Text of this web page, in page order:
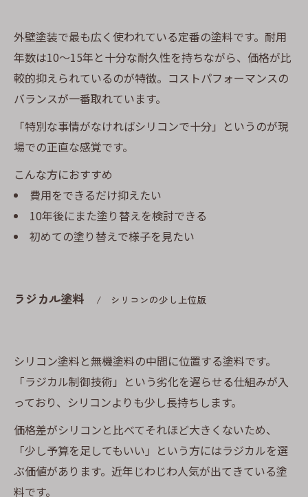
外壁塗装で最も広く使われている定番の塗料です。耐用
年数は10〜15年と十分な耐久性を持ちながら、価格が比
較的抑えられているのが特徴。コストパフォーマンスの
バランスが一番取れています。
「特別な事情がなければシリコンで十分」というのが現
場での正直な感覚です。
こんな方におすすめ
費用をできるだけ抑えたい
10年後にまた塗り替えを検討できる
初めての塗り替えで様子を見たい
ラジカル塗料 シリコンの少し上位版
シリコン塗料と無機塗料の中間に位置する塗料です。
「ラジカル制御技術」という劣化を遅らせる仕組みが入
っており、シリコンよりも少し長持ちします。
価格差がシリコンと比べてそれほど大きくないため、
「少し予算を足してもいい」という方にはラジカルを選
ぶ価値があります。近年じわじわ人気が出てきている塗
料です。